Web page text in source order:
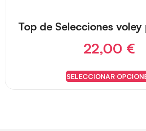
Top de Selecciones
22,00 €
SELECCIONAR